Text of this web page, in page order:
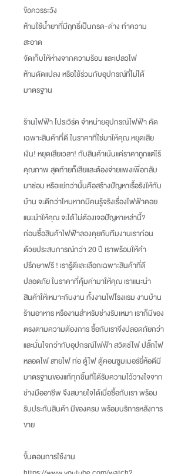
ข้อควรระวัง
ห้ามใช้น้ำยาที่มีฤทธิ์เป็นกรด-ด่าง ทำความ
สะอาด
จัดเก็บให้ห่างจากความร้อน และเปลวไฟ
ห้ามดัดแปลง หรือใช้ร่วมกับอุปกรณ์ที่ไม่ได้
มาตรฐาน
ร้านไฟฟ้า โปรเวิร์ค จำหน่ายอุปกรณ์ไฟฟ้า คัด
เฉพาะสินค้าที่ดี ในราคาที่ใช่มาให้คุณ หยุดเสีย
เงิน!หยุดเสียเวลา!กับสินค้าเน้นแค่ราคาถูกแต่ไร้
คุณภาพ สุดท้ายก็เสียและต้องจ่ายแพงเพื่อกลับ
มาซ่อม หรือแย่กว่านั้นคือสร้างปัญหาเรื้อรังให้กับ
บ้าน จะดีกว่าไหมหากมีคนรู้จริงเรื่องไฟฟ้าคอย
แนะนำให้คุณ จะได้ไม่ต้องเจอปัญหาเหล่านี้?
ก่อนซื้อสินค้าไฟฟ้าลองคุยกับทีมงานเราก่อน
ด้วยประสบการณ์กว่า20ปี เราพร้อมให้คำ
ปรึกษาฟรี! เรารู้ดีและเลือกเฉพาะสินค้าที่ดี
ปลอดภัย ในราคาที่คุ้มค่ามาให้คุณ เราแนะนำ
สินค้าให้เหมาะกับงาน ทั้งงานไฟโรงแรม งานบ้าน
ร้านอาหาร หรืองานสำหรับช่างรับเหมา เราก็มีของ
ตรงตามความต้องการ ซื้อกับเราจึงปลอดภัยกว่า
และมั่นใจกว่ากับอุปกรณ์ไฟฟ้า สวิตช์ไฟ ปลั๊กไฟ
หลอดไฟ สายไฟ ท่อ ตู้ไฟ ตู้คอนซูมเมอร์ยี่ห้อดีมี
มาตรฐานของแท้ทุกชิ้นที่ได้รับความไว้วางใจจาก
ช่างมืออาชีพ จึงสบายใจได้เมื่อซื้อกับเรา พร้อม
รับประกันสินค้า มีของครบ พร้อมบริการหลังการ
ขาย
ขั้นตอนการใช้งาน